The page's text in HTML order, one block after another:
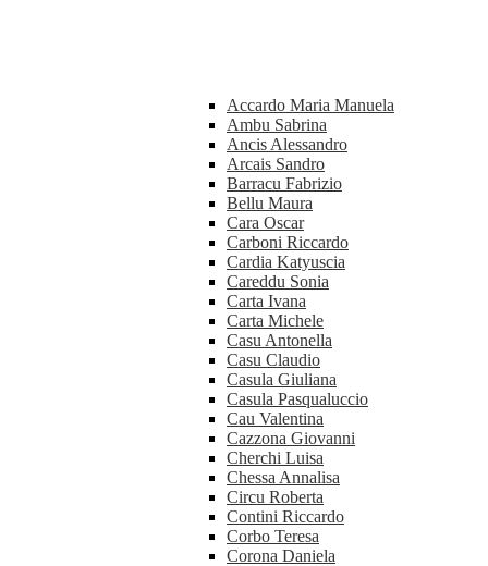
Accardo Maria Manuela
Ambu Sabrina
Ancis Alessandro
Arcais Sandro
Barracu Fabrizio
Bellu Maura
Cara Oscar
Carboni Riccardo
Cardia Katyuscia
Careddu Sonia
Carta Ivana
Carta Michele
Casu Antonella
Casu Claudio
Casula Giuliana
Casula Pasqualuccio
Cau Valentina
Cazzona Giovanni
Cherchi Luisa
Chessa Annalisa
Circu Roberta
Contini Riccardo
Corbo Teresa
Corona Daniela